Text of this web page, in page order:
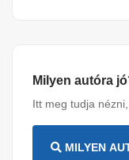
Milyen autóra
Itt meg tudja
MILYEN